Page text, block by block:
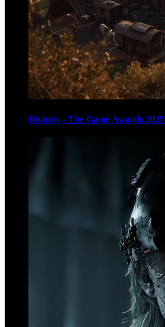
Divinity - The Game Awards 2025